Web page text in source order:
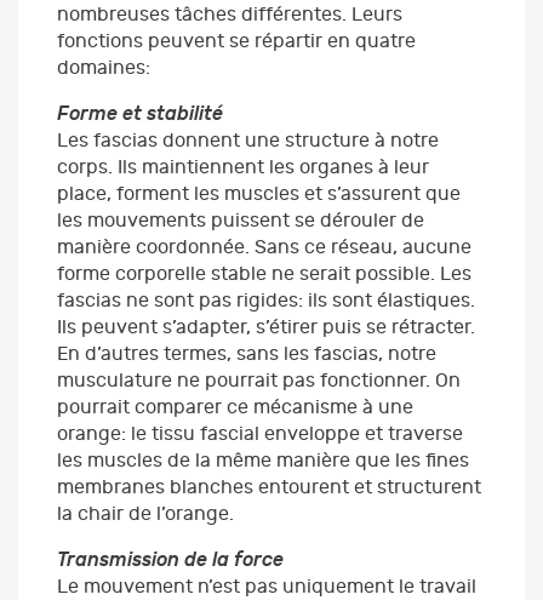
nombreuses tâches différentes. Leurs
fonctions peuvent se répartir en quatre
domaines:
Forme et stabilité
Les fascias donnent une structure à notre
corps. Ils maintiennent les organes à leur
place, forment les muscles et s’assurent que
les mouvements puissent se dérouler de
manière coordonnée. Sans ce réseau, aucune
forme corporelle stable ne serait possible. Les
fascias ne sont pas rigides: ils sont élastiques.
Ils peuvent s’adapter, s’étirer puis se rétracter.
En d’autres termes, sans les fascias, notre
musculature ne pourrait pas fonctionner. On
pourrait comparer ce mécanisme à une
orange: le tissu fascial enveloppe et traverse
les muscles de la même manière que les fines
membranes blanches entourent et structurent
la chair de l’orange.
Transmission de la force
Le mouvement n’est pas uniquement le travail